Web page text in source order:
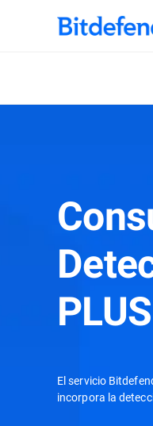
PLUS
El servicio
incorpora la